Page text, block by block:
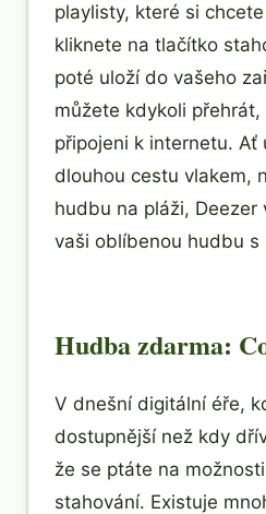
playlisty, které si
kliknete na tlačítko
poté uloží do vašeho
můžete kdykoli
připojeni k internetu. Ať
dlouhou cestu vlakem,
hudbu na pláži, Deezer
vaši oblíbenou hudbu s
Hudba zdarma:
V dnešní digitální éře,
dostupnější než kdy
že se ptáte na
stahování. Existuje